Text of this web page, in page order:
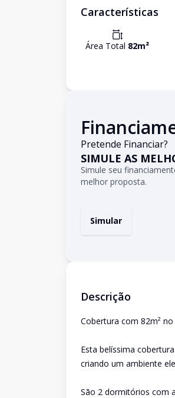
Características
Área Total 82m²
Pretende Financiar?
SIMULE AS
Simule seu
melhor proposta.
Simular
Descrição
Cobertura com 82m²
Esta belíssima
criando um ambiente
São 2 dormitórios com